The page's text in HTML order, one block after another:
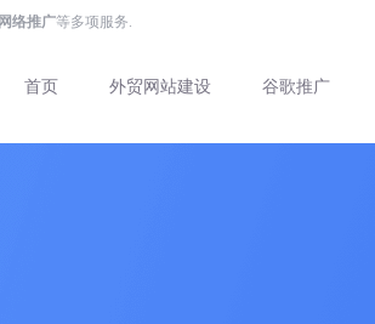
络推广等多项服务.
首页 外贸网站建设 谷歌推广